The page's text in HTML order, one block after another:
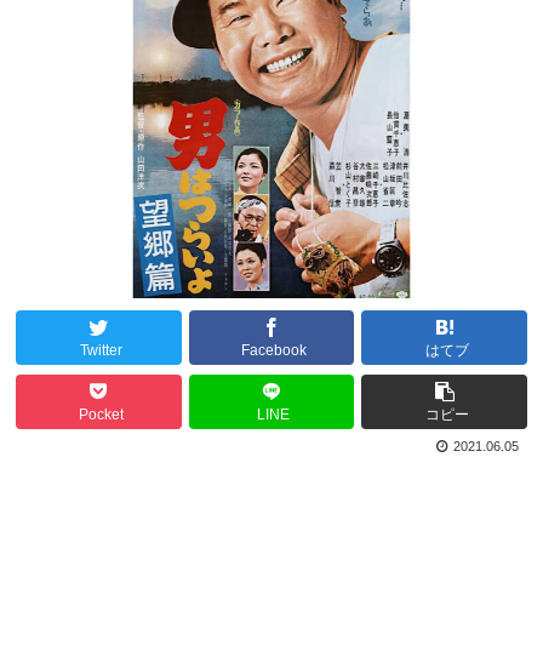
Twitter Facebook はてブ
Pocket LINE コピー
2021.06.05